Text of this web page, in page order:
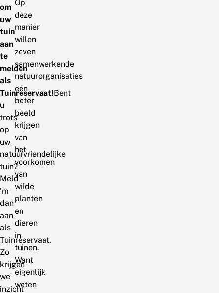
om
uw
tuin
aan
te
melden
als
Tuinreservaat!Bent
u
trots
op
uw
natuurvriendelijke
tuin?
Meld
‘m
dan
aan
als
Tuinreservaat.
Zo
krijgen
we
inzicht
Op
deze
manier
willen
zeven
samenwerkende
natuurorganisaties
een
beter
beeld
krijgen
van
het
voorkomen
van
wilde
planten
en
dieren
in
tuinen.
Want
eigenlijk
weten